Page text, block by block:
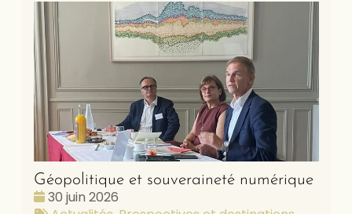
Géopolitique et souveraineté numérique
Date
30 juin 2026